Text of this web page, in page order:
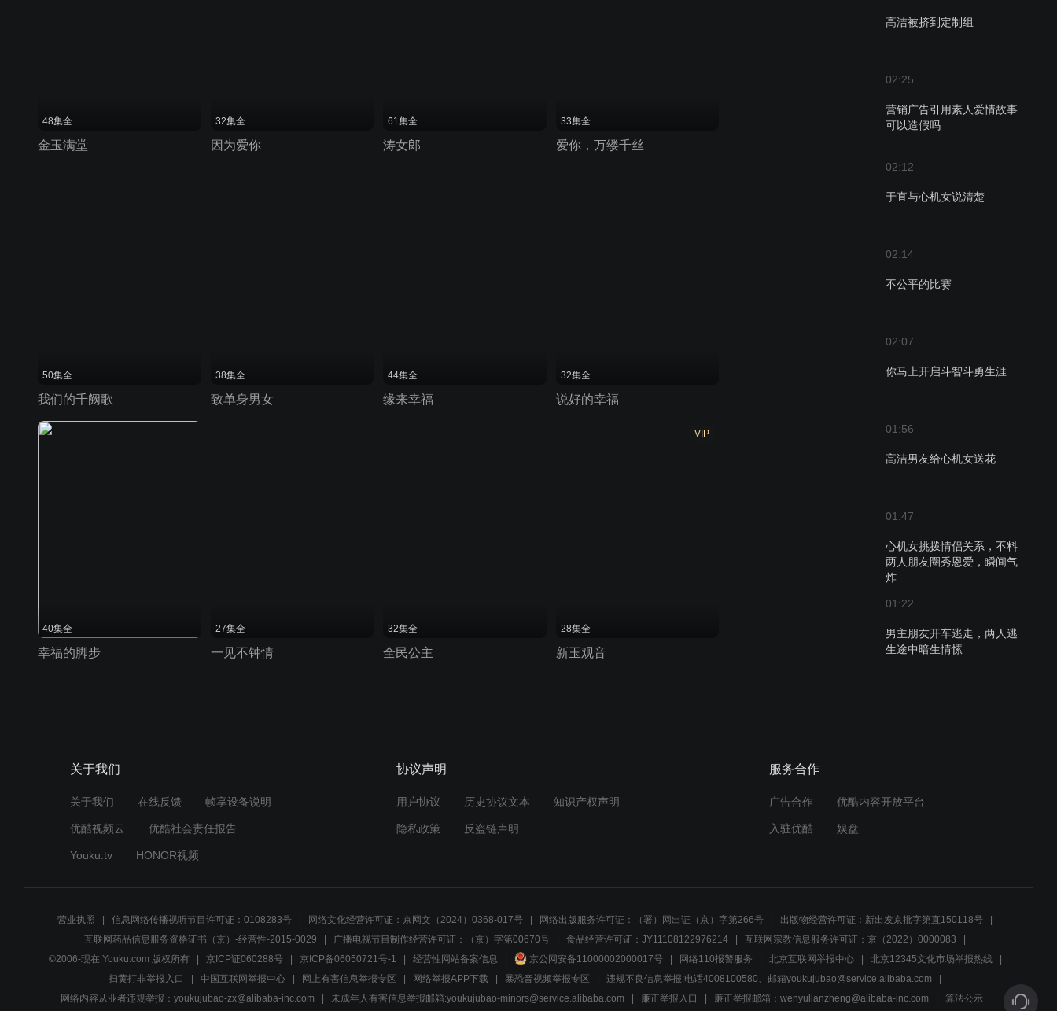
高洁被挤到定制组
02:25
营销广告引用素人爱情故事
可以造假吗
02:12
于直与心机女说清楚
02:14
不公平的比赛
02:07
你马上开启斗智斗勇生涯
01:56
高洁男友给心机女送花
01:47
心机女挑拨情侣关系，不料
两人朋友圈秀恩爱，瞬间气
炸
01:22
男主朋友开车逃走，两人逃
生途中暗生情愫
高洁与心机女宣战
02:48
致敬和抄袭的区别在哪里呢
48集全
金玉满堂
32集全
因为爱你
61集全
涛女郎
33集全
爱你，万缕千丝
50集全
我们的千阙歌
38集全
致单身男女
44集全
缘来幸福
32集全
说好的幸福
40集全
幸福的脚步
27集全
一见不钟情
32集全
全民公主
VIP
28集全
新玉观音
关于我们
关于我们 在线反馈 帧享设备说明
优酷视频云 优酷社会责任报告
Youku.tv HONOR视频
协议声明
用户协议 历史协议文本 知识产权声明
隐私政策 反盗链声明
服务合作
广告合作 优酷内容开放平台
入驻优酷 娱盘
营业执照 信息网络传播视听节目许可证：0108283号 网络文化经营许可证：京网文（2024）0368-017号 网络出版服务许可证：（署）网出证（京）字第266号
出版物经营许可证：新出发京批字第直150118号
互联网药品信息服务资格证书（京）-经营性-2015-0029
广播电视节目制作经营许可证：（京）字第00670号 食品经营许可证：JY11108122976214
互联网宗教信息服务许可证：京（2022）0000083
©2006-现在 Youku.com 版权所有
京ICP证060288号 京ICP备06050721号-1 经营性网站备案信息 京公网安备11000002000017号 网络110报警服务 北京互联网举报中心
北京12345文化市场举报热线
扫黄打非举报入口
中国互联网举报中心 网上有害信息举报专区 网络举报APP下载 暴恐音视频举报专区
违规不良信息举报:电话4008100580、邮箱youkujubao@service.alibaba.com
网络内容从业者违规举报：youkujubao-zx@alibaba-inc.com
未成年人有害信息举报邮箱:youkujubao-minors@service.alibaba.com 廉正举报入口 廉正举报邮箱：wenyulianzheng@alibaba-inc.com 算法公示